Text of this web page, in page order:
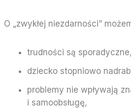
O „zwykłej niezdarności”
trudności są sporadyczne,
dziecko stopniowo
problemy nie wpływają
i samoobsługę,